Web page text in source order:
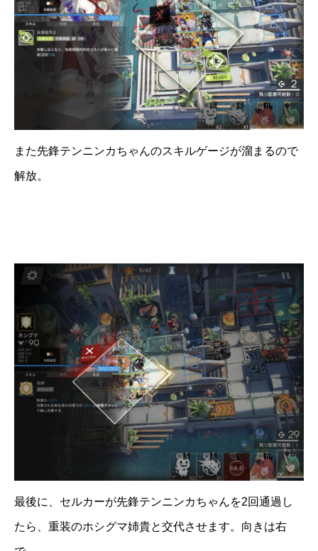
また先鋒テンニンカちゃんのスキルゲージが溜まるので
解放。
最後に、セルカーが先鋒テンニンカちゃんを2回通過し
たら、重装のホシグマ姉貴と交代させます。向きは右